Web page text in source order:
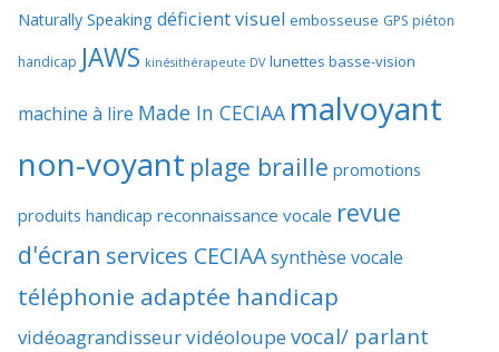
Naturally Speaking déficient visuel embosseuse GPS piéton
handicap JAWS kinésithérapeute DV lunettes basse-vision
machine à lire Made In CECIAA malvoyant
non-voyant plage braille promotions
produits handicap reconnaissance vocale revue
d'écran services CECIAAsynthèse vocale
téléphonie adaptée handicap
vidéoagrandisseurvidéoloupevocal/ parlant